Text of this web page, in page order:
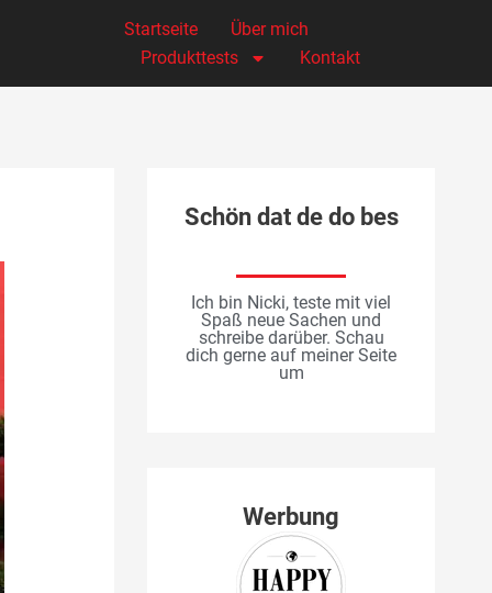
Startseite
Über mich
Produkttests
Kontakt
Schön dat de do bes
Ich bin Nicki, teste mit viel
Spaß neue Sachen und
schreibe darüber. Schau
dich gerne auf meiner Seite
um
Werbung